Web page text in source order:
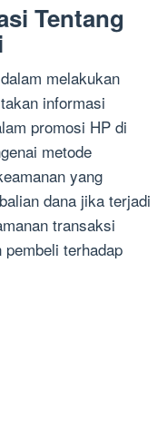
Tentang
melakukan
informasi
promosi HP di
metode
yang
dana jika terjadi
transaksi
terhadap